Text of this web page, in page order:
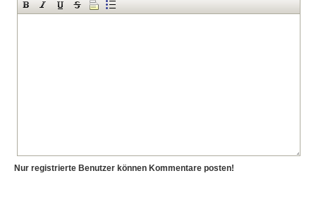
Nur registrierte Benutzer können Kommentare posten!